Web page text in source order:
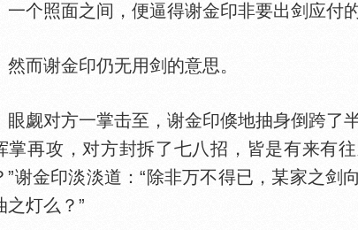
照面之间，便逼得谢金印非要出剑应付
谢金印仍无用剑的意思。
对方一掌击至，谢金印倏地抽身倒跨了半
掌再攻，对方封拆了七八招，皆是有来有
”谢金印淡淡道：“除非万不得已，某家之剑
之灯么？”